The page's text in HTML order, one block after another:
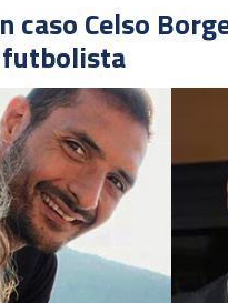
caso Celso